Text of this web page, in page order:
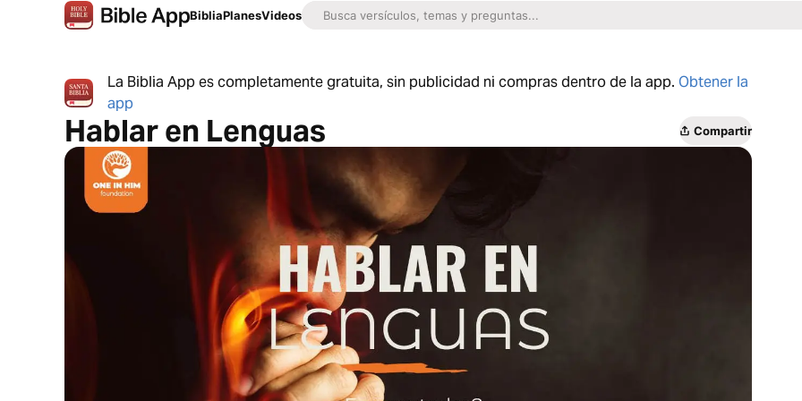
BibliaPlanesVideos
La Biblia App es completamente gratuita, sin publicidad ni compras dentro de la app. Obtener la
app
Hablar en Lenguas Compartir